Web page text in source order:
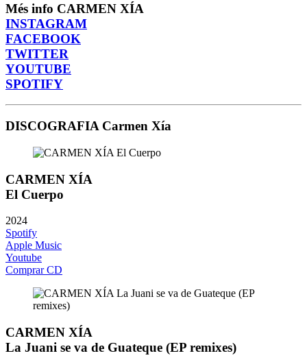
Més info CARMEN XÍA
INSTAGRAM
FACEBOOK
TWITTER
YOUTUBE
SPOTIFY
DISCOGRAFIA Carmen Xía
CARMEN XÍA
El Cuerpo
2024
Spotify
Apple Music
Youtube
Comprar CD
CARMEN XÍA
La Juani se va de Guateque (EP remixes)